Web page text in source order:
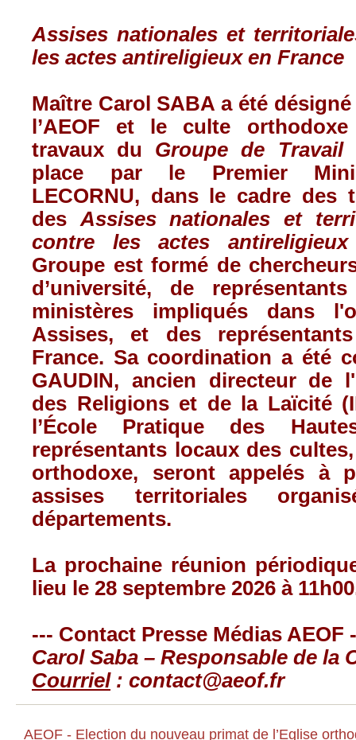
Assises nationales et
les actes antireligieux en France
Maître Carol SABA a été
l’AEOF et le culte
travaux du Groupe de Travail
place par le Premier
LECORNU, dans le cadre des
des Assises nationales et
contre les actes
Groupe est formé de
d’université, de
ministères impliqués dans
Assises, et des
France. Sa coordination a été
GAUDIN, ancien directeur de
des Religions et de la Laïcité
l’École Pratique des
représentants locaux des
orthodoxe, seront appelés à
assises territoriales
départements.
La prochaine réunion
lieu le 28 septembre 2026 à
--- Contact Presse Médias AEOF
Carol Saba – Responsable de la
Courriel: contact@aeof.fr
AEOF - Election du nouveau primat de l’Eglise